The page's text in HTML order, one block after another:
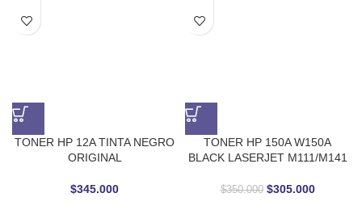
TONER HP 12A TINTA NEGRO
ORIGINAL
$345.000
TONER HP 150A W150A
BLACK LASERJET M111/M141
$350.000 $305.000